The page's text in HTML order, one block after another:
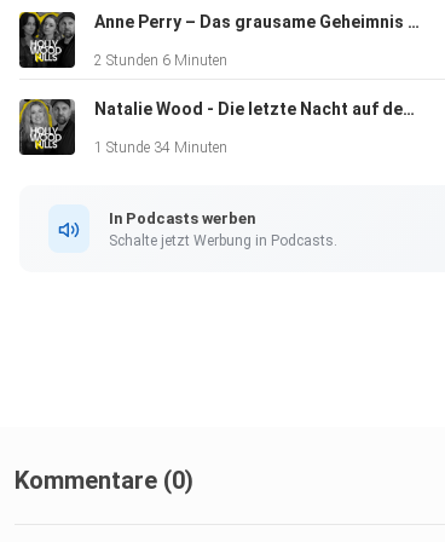
Anne Perry – Das grausame Geheimnis der Bestsellerautorin (feat. Eyes in the Dark)
2 Stunden 6 Minuten
Natalie Wood - Die letzte Nacht auf der Splendour (feat. Chris Warnat)
1 Stunde 34 Minuten
In Podcasts werben
Schalte jetzt Werbung in Podcasts.
Kommentare (0)